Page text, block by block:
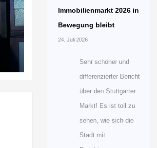
Immobilienmarkt 2026 in
Bewegung bleibt
24. Juli 2026
Sehr schöner und
differenzierter Bericht
über den Stuttgarter
Markt! Es ist toll zu
sehen, wie sich die
Stadt mit